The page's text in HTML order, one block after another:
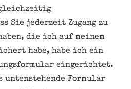
Sie jederzeit Zugang zu
die ich auf meinem
habe, habe ich ein
eingerichtet.
Formular